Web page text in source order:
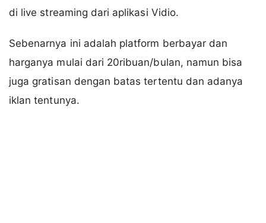
di live streaming dari aplikasi Vidio.
Sebenarnya ini adalah platform berbayar dan
harganya mulai dari 20ribuan/bulan, namun bisa
juga gratisan dengan batas tertentu dan adanya
iklan tentunya.